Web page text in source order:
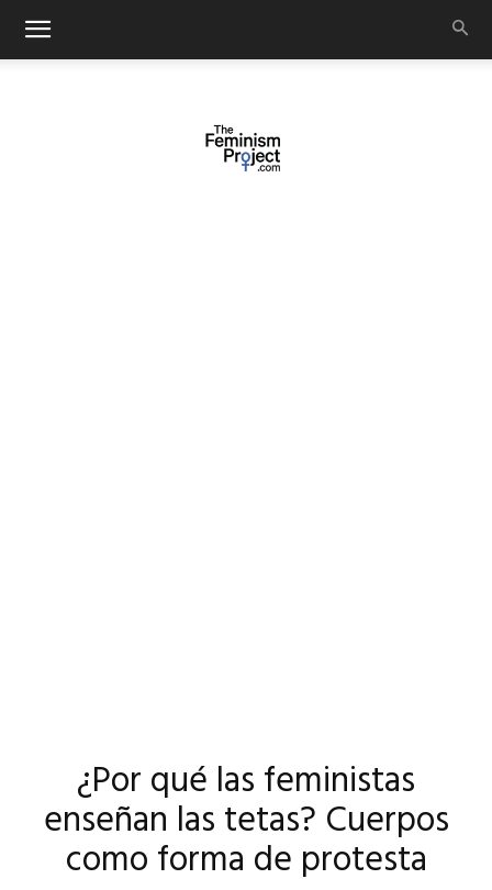
¿Por qué las feministas
enseñan las tetas? Cuerpos
como forma de protesta